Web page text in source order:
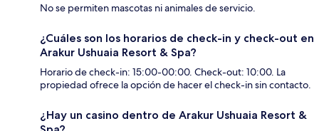
No se permiten mascotas ni animales de servicio.
¿Cuáles son los horarios de check-in y check-out en
Arakur Ushuaia Resort & Spa?
Horario de check-in: 15:00-00:00. Check-out: 10:00. La
propiedad ofrece la opción de hacer el check-in sin contacto.
¿Hay un casino dentro de Arakur Ushuaia Resort &